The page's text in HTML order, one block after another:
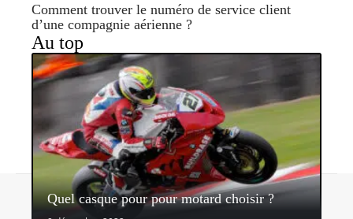
Comment trouver le numéro de service client
d’une compagnie aérienne ?
Au top
Quel casque pour pour motard choisir ?
Contact Mentions légales Sitemap